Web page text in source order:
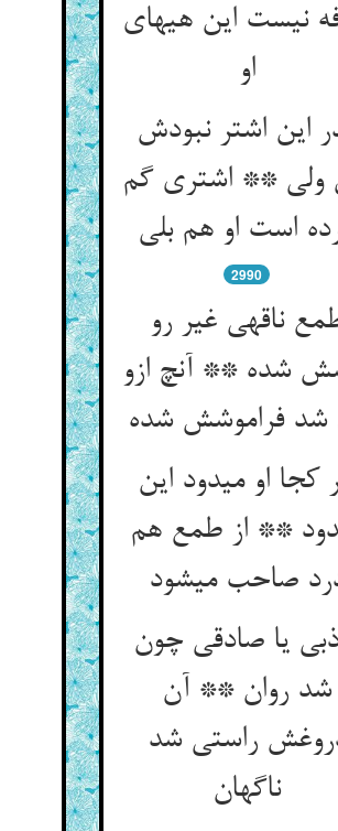
نیست این هیهای
او
این اشتر نبودش
** اشتری گم
است او هم بلی‏
2990
ناقه‏ی غیر رو
شده ** آنچ ازو
شد فراموشش شده‏
کجا او می‏دود این
** از طمع هم
صاحب می‏شود
یا صادقی چون
شد روان ** آن
راستی شد
ناگهان‏